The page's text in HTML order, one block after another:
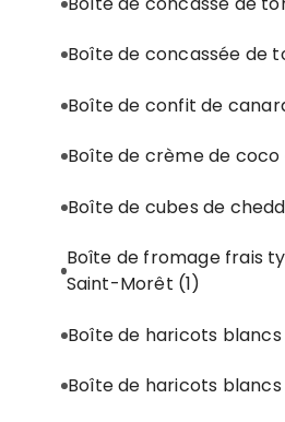
Boîte de concassée de
Boîte de confit de
Boîte de crème de
Boîte de cubes de
Boîte de fromage frais
Saint-Morêt (1)
Boîte de haricots blancs
Boîte de haricots blancs